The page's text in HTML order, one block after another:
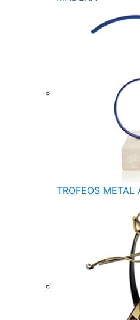
TROFEOS METAL